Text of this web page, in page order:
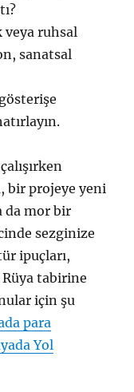
veya ruhsal
sanatsal
bir projeye yeni
da mor bir
sezginize
ipuçları,
tabirine
için şu
para
Yol